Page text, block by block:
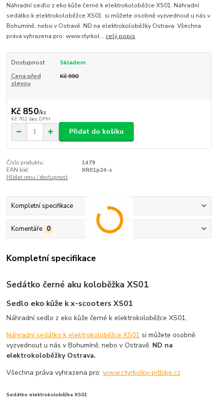
Náhradní sedlo z eko kůže černé k elektrokoloběžce XS01. Náhradní
sedátko k elektrokoloběžce XS01 si můžete osobně vyzvednout u nás v
Bohumíně, nebo v Ostravě. ND na elektrokoloběžky Ostrava. Všechna
práva vyhrazena pro: www.ctyrkol... celý popis
Dostupnost
Skladem
Cena před
slevou
Kč 990
Kč 850/ks
Kč 702 bez DPH
Přidat do košíku
Číslo produktu:
1479
EAN kód:
XR01p24-s
Hlídat cenu / dostupnost
Kompletní specifikace
Komentáře 0
Kompletní specifikace
Sedátko černé aku koloběžka XS01
Sedlo eko kůže k x-scooters XS01
Náhradní sedlo z eko kůže černé k elektrokoloběžce XS01.
Náhradní sedátko k elektrokoloběžce XS01 si můžete osobně
vyzvednout u nás v Bohumíně, nebo v Ostravě. ND na
elektrokoloběžky Ostrava.
Všechna práva vyhrazena pro:www.ctyrkolky-pitbike.cz
Sedátko elektrokoloběžka XS01